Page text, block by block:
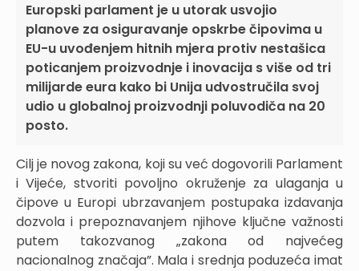
Europski parlament je u utorak usvojio
planove za osiguravanje opskrbe čipovima u
EU-u uvođenjem hitnih mjera protiv nestašica
poticanjem proizvodnje i inovacija s više od tri
milijarde eura kako bi Unija udvostručila svoj
udio u globalnoj proizvodnji poluvodiča na 20
posto.
Cilj je novog zakona, koji su već dogovorili Parlament
i Vijeće, stvoriti povoljno okruženje za ulaganja u
čipove u Europi ubrzavanjem postupaka izdavanja
dozvola i prepoznavanjem njihove ključne važnosti
putem takozvanog „zakona od najvećeg
nacionalnog značaja”. Mala i srednja poduzeća imat